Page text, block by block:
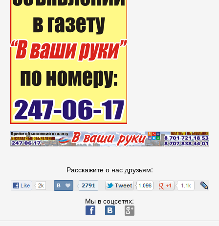
Расскажите о нас друзьям:
Мы в соцсетях:
ä æ è